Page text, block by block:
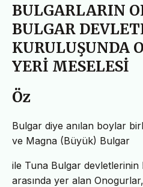
BULGARLARIN
BULGAR
KURULUŞUNDA
YERİ MESELESİ
Öz
Bulgar diye anılan boylar
ve Magna (Büyük) Bulgar
ile Tuna Bulgar
arasında yer alan